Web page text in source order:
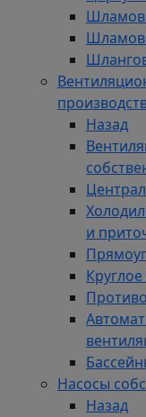
Назад
и
Насосы
Назад